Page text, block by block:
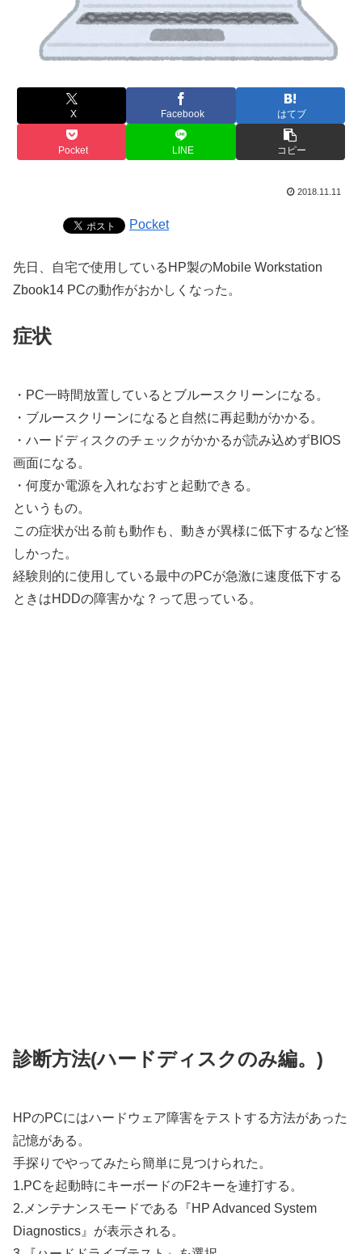
X Facebook はてブ
Pocket LINE コピー
2018.11.11
Pocket
先日、自宅で使用しているHP製のMobile Workstation
Zbook14 PCの動作がおかしくなった。
症状
・PC一時間放置しているとブルースクリーンになる。
・ブルースクリーンになると自然に再起動がかかる。
・ハードディスクのチェックがかかるが読み込めずBIOS
画面になる。
・何度か電源を入れなおすと起動できる。
というもの。
この症状が出る前も動作も、動きが異様に低下するなど怪
しかった。
経験則的に使用している最中のPCが急激に速度低下する
ときはHDDの障害かな？って思っている。
診断方法(ハードディスクのみ編。)
HPのPCにはハードウェア障害をテストする方法があった
記憶がある。
手探りでやってみたら簡単に見つけられた。
1.PCを起動時にキーボードのF2キーを連打する。
2.メンテナンスモードである『HP Advanced System
Diagnostics』が表示される。